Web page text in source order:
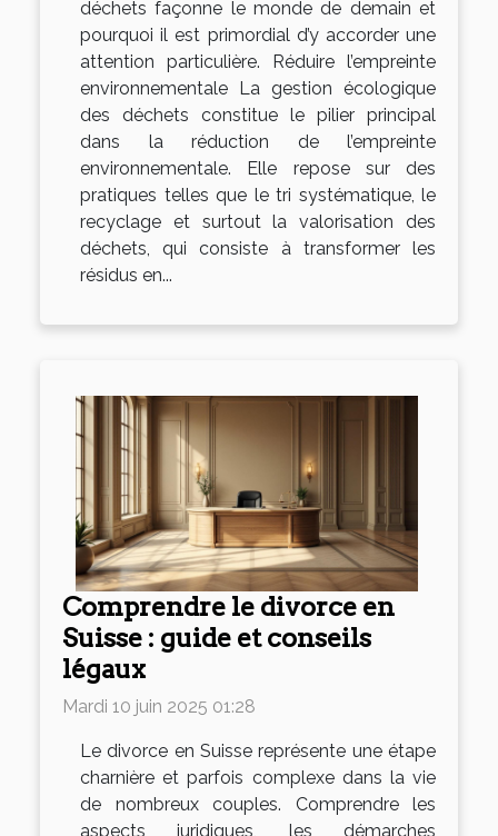
déchets façonne le monde de demain et
pourquoi il est primordial d’y accorder une
attention particulière. Réduire l’empreinte
environnementale La gestion écologique
des déchets constitue le pilier principal
dans la réduction de l’empreinte
environnementale. Elle repose sur des
pratiques telles que le tri systématique, le
recyclage et surtout la valorisation des
déchets, qui consiste à transformer les
résidus en...
Comprendre le divorce en
Suisse : guide et conseils
légaux
Mardi 10 juin 2025 01:28
Le divorce en Suisse représente une étape
charnière et parfois complexe dans la vie
de nombreux couples. Comprendre les
aspects juridiques, les démarches